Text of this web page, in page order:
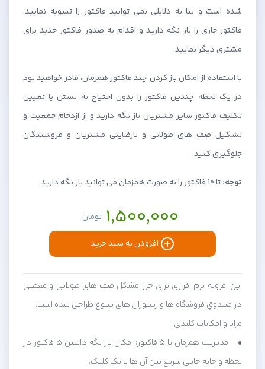
شده است و بنا به دلایلی نمی توانید فاکتور را تسویه نمایید،
فاکتور جاری را باز نگه دارید و اقدام به صدور فاکتور جدید برای
مشتری دیگر نمایید.
با استفاده از امكان باز كردن چند فاكتور همزمان، قادر خواهيد بود
در يک لحظه چندين فاكتور را بدون احتياج به بستن يا تعيين
تكليف فاكتور ساير مشتريان باز نگه داريد و از ازدحام جمعيت و
تشكيل صف های طولانی و نارضايتی مشتريان و فروشندگان
جلوگيری كنيد.
توجه:تا 10 فاکتور را به صورت همزمان می توانید باز نگه دارید.
تومان
این افزونه نرم افزاری برای حل مشکل صف های طولانی و معطلی
در صندوقِ فروشگاه ها و رستوران های شلوغ طراحی شده است.
مزایا و امکانات کلیدی:
• مدیریت همزمان تا ۵ فاکتور: امکان باز نگه داشتن ۵ فاکتور در
لحظه و جابه جایی سریع بین آن ها با یک کلیک.